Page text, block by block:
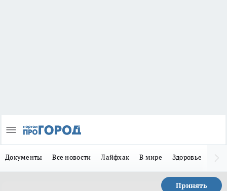
Документы Все новости Лайфхак В мире Здоровье
Принять